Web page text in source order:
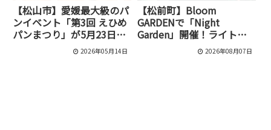
【松山市】愛媛最大級のパ
ンイベント「第3回 えひめ
パンまつり」が5月23日・
2026年05月14日
【松前町】Bloom
GARDENで「Night
Garden」開催！ライトア
ップされた庭園で一夜限定
のナイトマーケット
2026年08月07日